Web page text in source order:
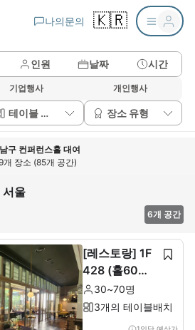
나의문의 🇰🇷
인원 날짜 시간
기업행사 개인행사
테이블 배치 장소 유형
구 컨퍼런스홀 대여
개 장소 (85개 공간)
서울
6개 공간
[레스토랑] 1F
428 (홀60석+
룸10석)
30~70명
3개의 테이블배치